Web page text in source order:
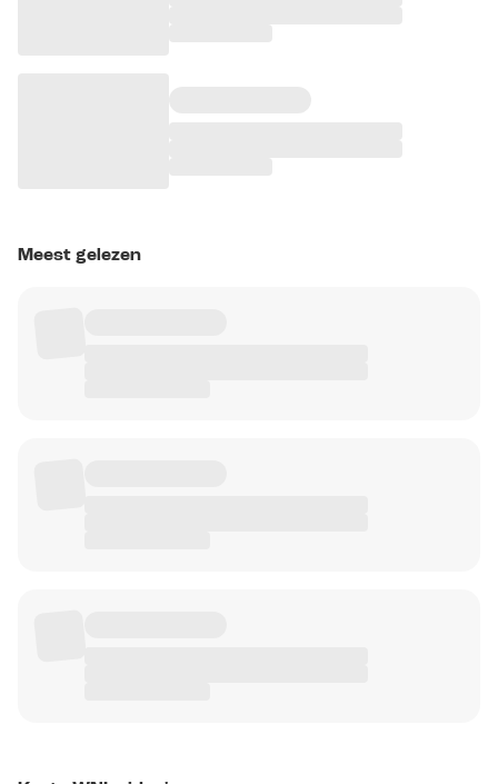
Meest gelezen